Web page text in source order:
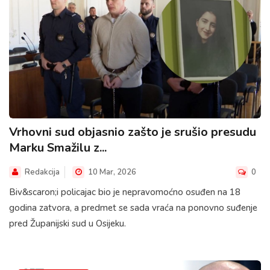
Vrhovni sud objasnio zašto je srušio presudu
Marku Smažilu z...
Redakcija 10 Mar, 2026 0
Biv&scaron;i policajac bio je nepravomoćno osuđen na 18
godina zatvora, a predmet se sada vraća na ponovno suđenje
pred Županijski sud u Osijeku.